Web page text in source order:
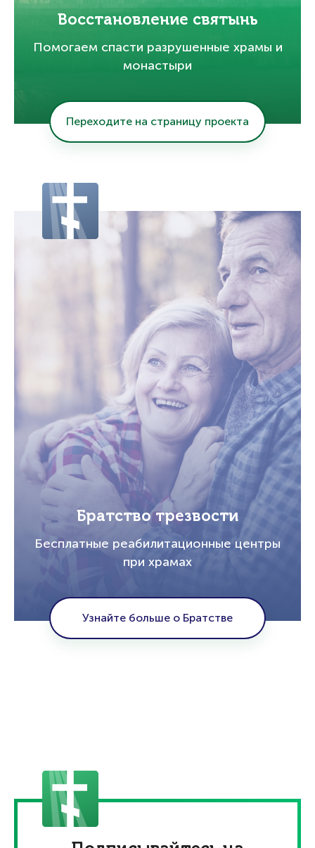
Восстановление святынь
Помогаем спасти разрушенные храмы и
монастыри
Переходите на страницу проекта
Братство трезвости
Бесплатные реабилитационные центры
при храмах
Узнайте больше о Братстве